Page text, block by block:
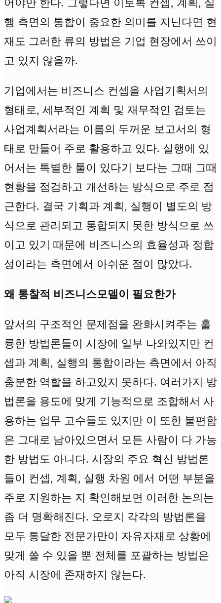
어야만 한다. 그렇다면 이토록 컨셉, 계획, 실
행 측면의 통합이 중요한 의미를 지닌다면 현
재도 그러한 류의 방법은 기업 현장에서 쓰이
고 있지 않을까.
기업에서는 비즈니스 컨셉을 사업기획서의
형태로, 세부적인 계획 및 재무적인 검토는
사업계획서라는 이름의 두꺼운 보고서의 형
태로 만들어 주로 활용하고 있다. 실행에 있
어서는 특별한 툴이 있다기 보다는 그때 그때
현황을 점검하고 개선하는 방식으로 주로 접
근한다. 결국 기획과 계획, 실행이 별도의 방
식으로 관리되고 통합되지 못한 방식으로 쓰
이고 있기 때문에 비즈니스의 효율성과 정합
성이라는 측면에서 아쉬운 점이 많았다.
왜 통찰적 비즈니스모델이 필요한가
앞서의 구조적인 문제점을 완화시켜주는 훌
륭한 방법론들이 시장에 일부 나와있지만 컨
셉과 계획, 실행의 통합이라는 측면에서 아직
충분한 역할을 하고있지 못하다. 여러가지 방
법론을 용도에 맞게 기능적으로 조합해서 사
용하는 업무 고수들도 있지만 이 또한 불편함
은 그대로 남아있으면서 모든 사람이 다 가능
한 방법도 아니다. 시장의 주요 혁신 방법론
들이 컨셉, 계획, 실행 차원 에서 어떤 부분을
주로 지원하는 지 확인해보면 이러한 논의는
좀 더 명확해진다. 오로지 각각의 방법론을
모두 통달한 전문가만이 자유자재로 상황에
맞게 쓸 수 있을 뿐 전체를 포괄하는 방법은
아직 시장에 존재하지 않는다.